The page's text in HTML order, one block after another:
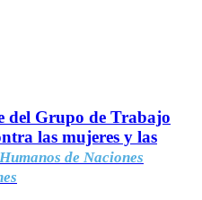
del Grupo de Trabajo
las mujeres y las
de Naciones